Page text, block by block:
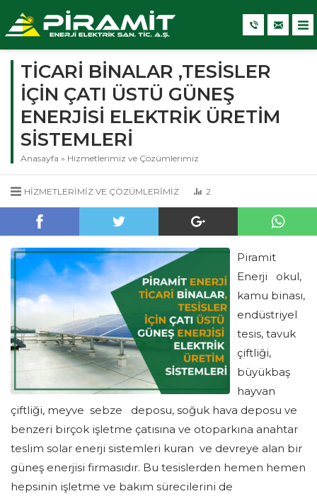
TİCARİ BİNALAR ,TESİSLER
İÇİN ÇATI ÜSTÜ GÜNEŞ
ENERJİSİ ELEKTRİK ÜRETİM
SİSTEMLERİ
Anasayfa » Hizmetlerimiz ve Çözümlerimiz
HIZMETLERIMIZ VE ÇÖZÜMLERIMIZ 2
Piramit
Enerji okul,
kamu binası,
endüstriyel
tesis, tavuk
çiftliği,
büyükbaş
hayvan
çiftliği, meyve sebze deposu, soğuk hava deposu ve
benzeri birçok işletme çatısına ve otoparkına anahtar
teslim solar enerji sistemleri kuran ve devreye alan bir
güneş enerjisi firmasıdır. Bu tesislerden hemen hemen
hepsinin işletme ve bakım sürecilerini de